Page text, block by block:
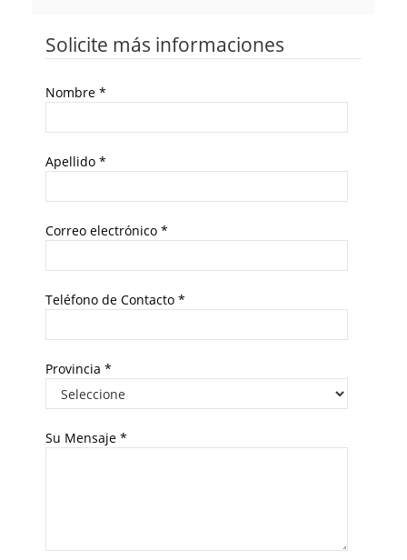
Solicite más informaciones
Nombre *
Apellido *
Correo electrónico *
Teléfono de Contacto *
Provincia *
Su Mensaje *